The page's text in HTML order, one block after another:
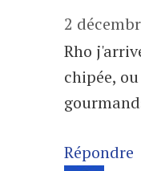
2
Rho
chipée,
Répondre